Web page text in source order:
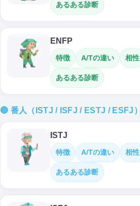
あるある診断
ENFP
特徴 A/Tの違い 相性
あるある診断
🔵 番人（ISTJ / ISFJ / ESTJ / ESFJ）
ISTJ
特徴 A/Tの違い 相性
あるある診断